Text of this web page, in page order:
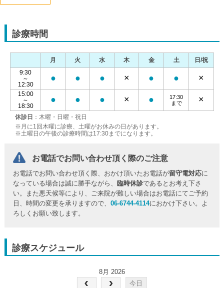
診療時間
休診日 ：木曜・日曜・祝日
※月に1回木曜に診療、土曜がお休みの日があります。
※土曜日の午後の診療時間は17:30までになります。
月 火 水 木 金 土
日/祝
9:30
～
12:30
● ● ● × ● ● ×
15:00
～
18:30
● ● ● × ●
17:30
まで
×
お電話でお問い合わせ頂く際のご注意
お電話でお問い合わせ頂く際、おかけ頂いたお電話が留守電対応に
なっている場合は誠に勝手ながら、
臨時休診であるとお考え下さ
い。また悪天候等により、ご来院が難しい場合はお電話にてご予約
日、時間の変更を承りますので、06-6744-4114におかけ下さい。よ
ろしくお願い致します。
診療スケジュール
8月 2026
今日